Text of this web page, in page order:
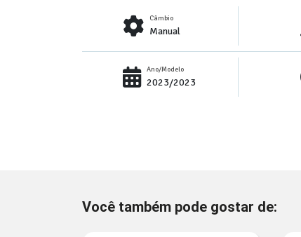
Câmbio
Manual
Ano/Modelo
2023/2023
Você também pode gostar de: